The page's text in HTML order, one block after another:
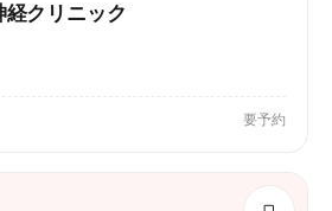
経クリニック
要予約